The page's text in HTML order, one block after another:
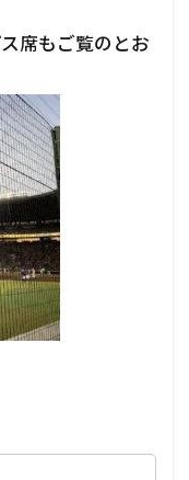
席もご覧のとお